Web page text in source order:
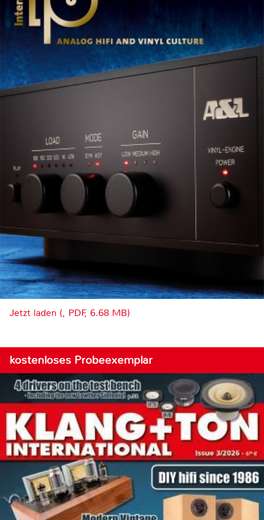
Jetzt laden (, PDF, 6.68 MB)
kostenloses Probeexemplar